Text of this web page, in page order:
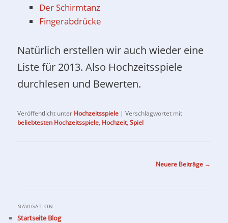
Der Schirmtanz
Fingerabdrücke
Natürlich erstellen wir auch wieder eine
Liste für 2013. Also Hochzeitsspiele
durchlesen und Bewerten.
Veröffentlicht unter Hochzeitsspiele |Verschlagwortet mit
beliebtesten Hochzeitsspiele, Hochzeit,Spiel
Neuere Beiträge →
NAVIGATION
Startseite Blog